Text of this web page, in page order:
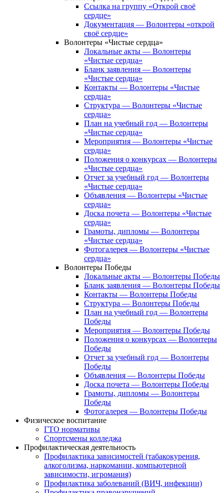
Ссылка на группу «Открой своё
сердце»
Документация — Волонтеры «открой
своё сердце»
Волонтеры «Чистые сердца»
Локальные акты — Волонтеры
«Чистые сердца»
Бланк заявления — Волонтеры
«Чистые сердца»
Контакты — Волонтеры «Чистые
сердца»
Структура — Волонтеры «Чистые
сердца»
План на учебный год — Волонтеры
«Чистые сердца»
Мероприятия — Волонтеры «Чистые
сердца»
Положения о конкурсах — Волонтеры
«Чистые сердца»
Отчет за учебный год — Волонтеры
«Чистые сердца»
Объявления — Волонтеры «Чистые
сердца»
Доска почета — Волонтеры «Чистые
сердца»
Грамоты, дипломы — Волонтеры
«Чистые сердца»
Фотогалерея — Волонтеры «Чистые
сердца»
Волонтеры Победы
Локальные акты — Волонтеры Победы
Бланк заявления — Волонтеры Победы
Контакты — Волонтеры Победы
Структура — Волонтеры Победы
План на учебный год — Волонтеры
Победы
Мероприятия — Волонтеры Победы
Положения о конкурсах — Волонтеры
Победы
Отчет за учебный год — Волонтеры
Победы
Объявления — Волонтеры Победы
Доска почета — Волонтеры Победы
Грамоты, дипломы — Волонтеры
Победы
Фотогалерея — Волонтеры Победы
Физическое воспитание
ГТО нормативы
Спортсмены колледжа
Профилактическая деятельность
Профилактика зависимостей (табакокурения,
алкоголизма, наркомании, компьютерной
зависимости, игромания)
Профилактика заболеваний (ВИЧ, инфекции)